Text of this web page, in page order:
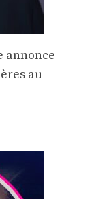
annonce
au